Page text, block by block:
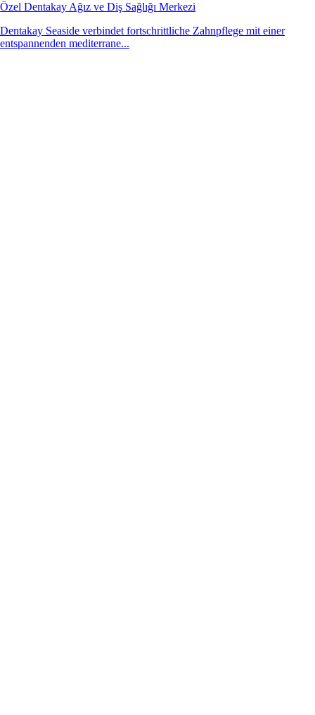
Özel Dentakay Ağız ve Diş Sağlığı Merkezi
Dentakay Seaside verbindet fortschrittliche Zahnpflege mit einer
entspannenden mediterrane...